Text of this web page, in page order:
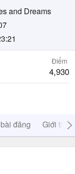
and Dreams
Điểm
4,930
đăng Giới thiệu